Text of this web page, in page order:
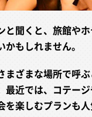
と聞くと、旅館や
もしれません。
まざまな場所で呼
最近では、コテー
楽しむプランも人